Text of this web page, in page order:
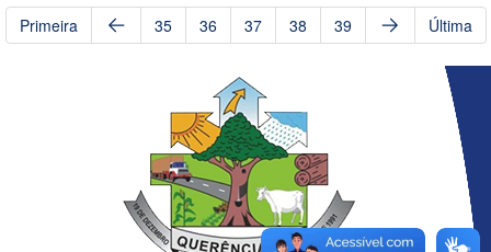
Primeira 35 36 37 38 39 Última